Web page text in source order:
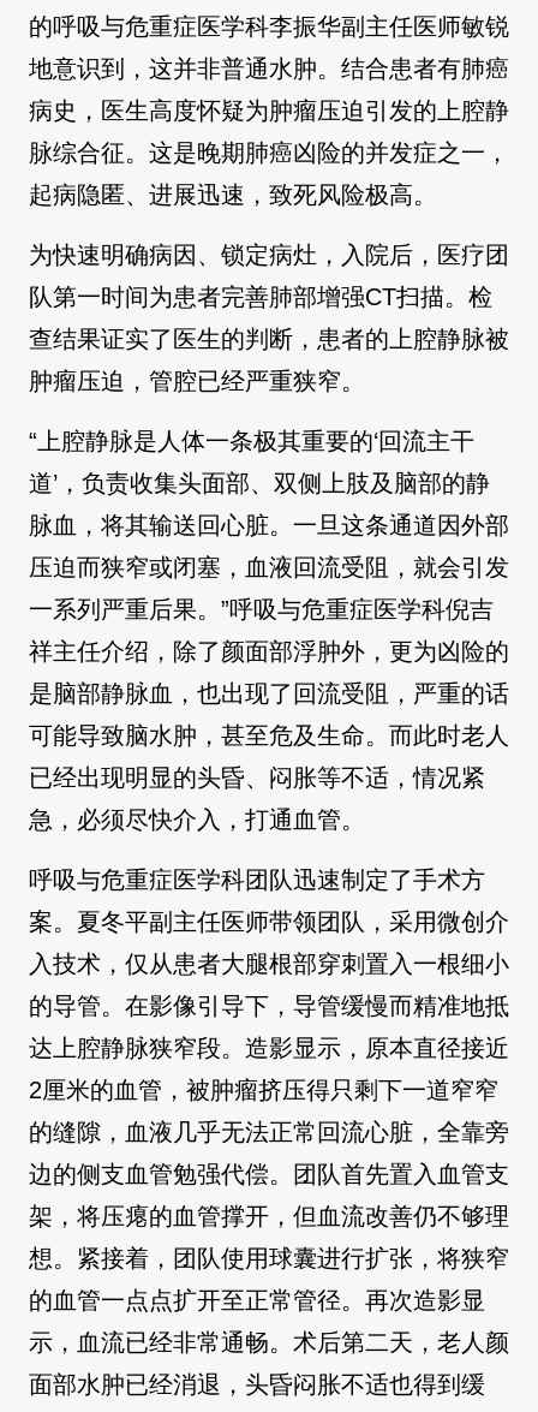
的呼吸与危重症医学科李振华副主任医师敏锐
地意识到，这并非普通水肿。结合患者有肺癌
病史，医生高度怀疑为肿瘤压迫引发的上腔静
脉综合征。这是晚期肺癌凶险的并发症之一，
起病隐匿、进展迅速，致死风险极高。
为快速明确病因、锁定病灶，入院后，医疗团
队第一时间为患者完善肺部增强CT扫描。检
查结果证实了医生的判断，患者的上腔静脉被
肿瘤压迫，管腔已经严重狭窄。
“上腔静脉是人体一条极其重要的‘回流主干
道’，负责收集头面部、双侧上肢及脑部的静
脉血，将其输送回心脏。一旦这条通道因外部
压迫而狭窄或闭塞，血液回流受阻，就会引发
一系列严重后果。”呼吸与危重症医学科倪吉
祥主任介绍，除了颜面部浮肿外，更为凶险的
是脑部静脉血，也出现了回流受阻，严重的话
可能导致脑水肿，甚至危及生命。而此时老人
已经出现明显的头昏、闷胀等不适，情况紧
急，必须尽快介入，打通血管。
呼吸与危重症医学科团队迅速制定了手术方
案。夏冬平副主任医师带领团队，采用微创介
入技术，仅从患者大腿根部穿刺置入一根细小
的导管。在影像引导下，导管缓慢而精准地抵
达上腔静脉狭窄段。造影显示，原本直径接近
2厘米的血管，被肿瘤挤压得只剩下一道窄窄
的缝隙，血液几乎无法正常回流心脏，全靠旁
边的侧支血管勉强代偿。团队首先置入血管支
架，将压瘪的血管撑开，但血流改善仍不够理
想。紧接着，团队使用球囊进行扩张，将狭窄
的血管一点点扩开至正常管径。再次造影显
示，血流已经非常通畅。术后第二天，老人颜
面部水肿已经消退，头昏闷胀不适也得到缓